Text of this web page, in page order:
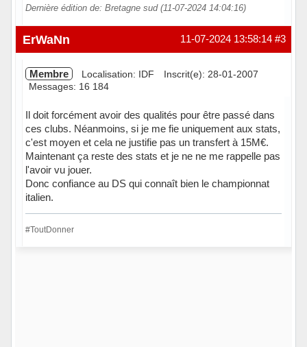
Dernière édition de: Bretagne sud (11-07-2024 14:04:16)
#3
11-07-2024 13:58:14
ErWaNn
Membre Localisation: IDF
Inscrit(e): 28-01-2007
Messages: 16 184
Il doit forcément avoir des qualités pour être passé dans
ces clubs. Néanmoins, si je me fie uniquement aux stats,
c'est moyen et cela ne justifie pas un transfert à 15M€.
Maintenant ça reste des stats et je ne ne me rappelle pas
l'avoir vu jouer.
Donc confiance au DS qui connaît bien le championnat
italien.
#ToutDonner